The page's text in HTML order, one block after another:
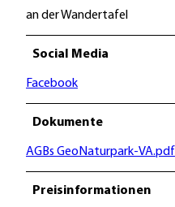
an der Wandertafel
Social Media
Facebook
Dokumente
AGBs GeoNaturpark-VA.pdf
Preisinformationen